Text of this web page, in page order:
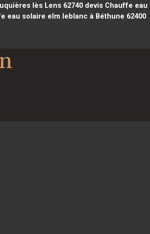
lès Lens 62740devis Chauffe eau
eau solaire elm leblanc à Béthune 62400